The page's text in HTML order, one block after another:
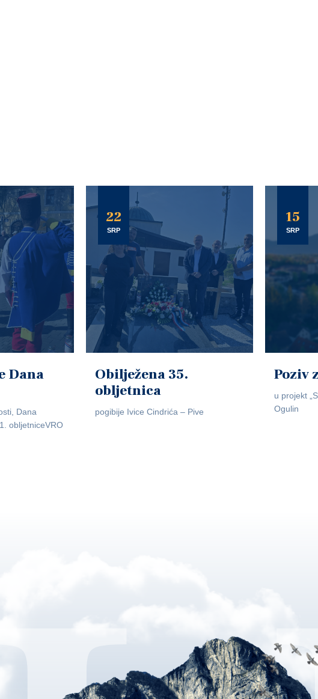
Dana
Dana
obljetniceVRO
22
SRP
Obilježena 35.
obljetnica
pogibije Ivice Cindrića – Pive
15
SRP
Poziv
u projekt
Ogulin